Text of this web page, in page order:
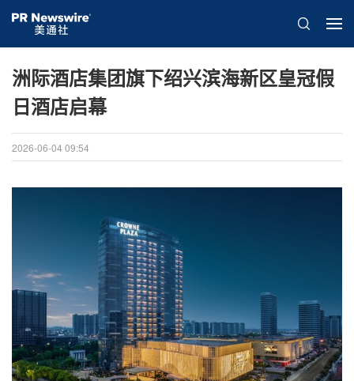
洲际酒店集团旗下绍兴滨海新区皇冠假
日酒店启幕
2026-06-04 09:54